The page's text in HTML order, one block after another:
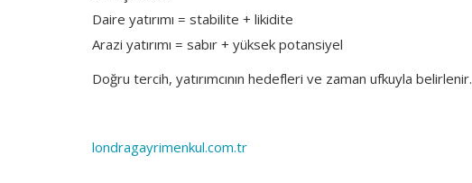
Daire yatırımı = stabilite + likidite
Arazi yatırımı = sabır + yüksek potansiyel
Doğru tercih, yatırımcının hedefleri ve zaman ufkuyla belirlenir.
londragayrimenkul.com.tr